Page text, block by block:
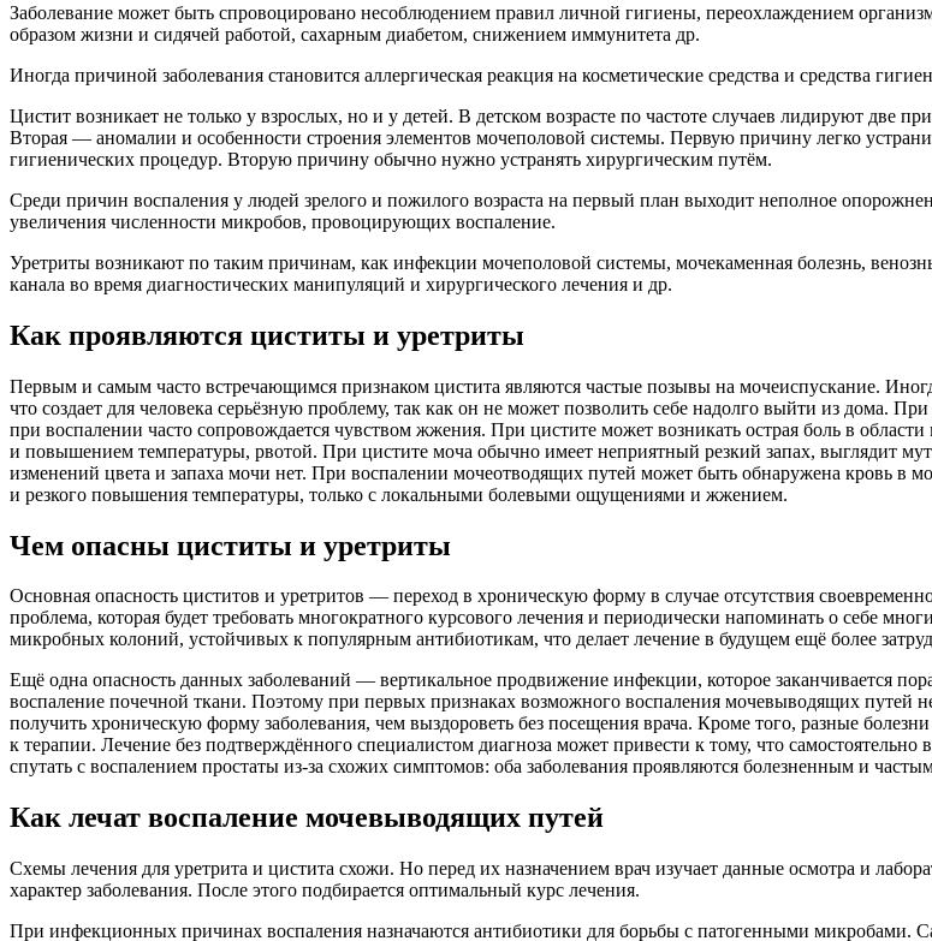
Заболевание может быть спровоцировано несоблюдением правил личной гигиены, переохлаждением
образом жизни и сидячей работой, сахарным диабетом, снижением иммунитета др.
Иногда причиной заболевания становится аллергическая реакция на косметические средства и средства
Цистит возникает не только у взрослых, но и у детей. В детском возрасте по частоте случаев лидируют две
Вторая — аномалии и особенности строения элементов мочеполовой системы. Первую причину легко
гигиенических процедур. Вторую причину обычно нужно устранять хирургическим путём.
Среди причин воспаления у людей зрелого и пожилого возраста на первый план выходит неполное
увеличения численности микробов, провоцирующих воспаление.
Уретриты возникают по таким причинам, как инфекции мочеполовой системы, мочекаменная болезнь,
канала во время диагностических манипуляций и хирургического лечения и др.
Как проявляются циститы и уретриты
Первым и самым часто встречающимся признаком цистита являются частые позывы на мочеиспускание.
что создает для человека серьёзную проблему, так как он не может позволить себе надолго выйти из дома.
при воспалении часто сопровождается чувством жжения. При цистите может возникать острая боль в
и повышением температуры, рвотой. При цистите моча обычно имеет неприятный резкий запах, выглядит
изменений цвета и запаха мочи нет. При воспалении мочеотводящих путей может быть обнаружена кровь в
и резкого повышения температуры, только с локальными болевыми ощущениями и жжением.
Чем опасны циститы и уретриты
Основная опасность циститов и уретритов — переход в хроническую форму в случае отсутствия
проблема, которая будет требовать многократного курсового лечения и периодически напоминать о себе
микробных колоний, устойчивых к популярным антибиотикам, что делает лечение в будущем ещё более
Ещё одна опасность данных заболеваний — вертикальное продвижение инфекции, которое заканчивается
воспаление почечной ткани. Поэтому при первых признаках возможного воспаления мочевыводящих путей
получить хроническую форму заболевания, чем выздороветь без посещения врача. Кроме того, разные
к терапии. Лечение без подтверждённого специалистом диагноза может привести к тому, что
спутать с воспалением простаты из‑за схожих симптомов: оба заболевания проявляются болезненным и
Как лечат воспаление мочевыводящих путей
Схемы лечения для уретрита и цистита схожи. Но перед их назначением врач изучает данные осмотра и
характер заболевания. После этого подбирается оптимальный курс лечения.
При инфекционных причинах воспаления назначаются антибиотики для борьбы с патогенными микробами.